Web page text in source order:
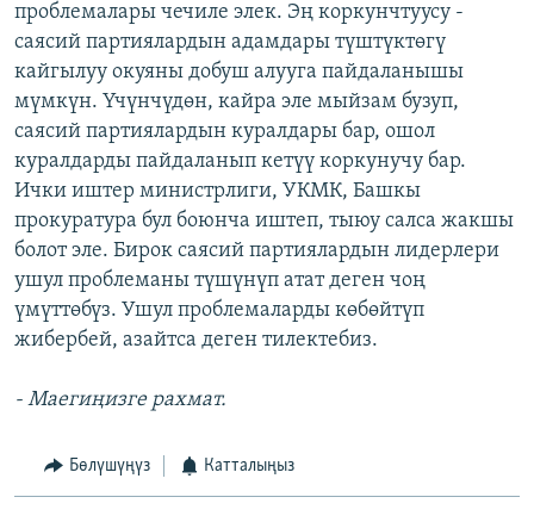
проблемалары чечиле элек. Эң коркунчтуусу -
саясий партиялардын адамдары түштүктөгү
кайгылуу окуяны добуш алууга пайдаланышы
мүмкүн. Үчүнчүдөн, кайра эле мыйзам бузуп,
саясий партиялардын куралдары бар, ошол
куралдарды пайдаланып кетүү коркунучу бар.
Ички иштер министрлиги, УКМК, Башкы
прокуратура бул боюнча иштеп, тыюу салса жакшы
болот эле. Бирок саясий партиялардын лидерлери
ушул проблеманы түшүнүп атат деген чоң
үмүттөбүз. Ушул проблемаларды көбөйтүп
жибербей, азайтса деген тилектебиз.
- Маегиңизге рахмат.
Бөлүшүңүз Катталыңыз